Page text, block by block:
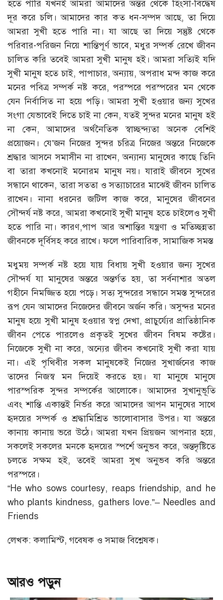
হতে পারি যখনই আমরা আমাদের অন্তর থেকে হিংসা-বিদ্ধেষ
দূর করে চলি। আমাদের কার কত ধন-সম্পদ আছে, তা দিয়ে
আমরা সুখী হতে পারি না। যা আছে তা দিয়ে সন্তুষ্ট থেকে
পরিবার-পরিজন নিয়ে শান্তিপূর্ণ ভাবে, মধুর সম্পর্ক রেখে জীবন
চালিত করি তবেই আমরা সুখী মানুষ হই। আমরা সত্যিই যদি
সুখী মানুষ হতে চাই, পাপাচার, অন্যায়, অপরাধ মন্দ কাজ করে
মনের পবিত্র সম্পর্ক নষ্ট করে, পরস্পরে পরস্পরের মন থেকে
যেন নির্বাসিত না হয়ে পড়ি। আমরা সুখী হওয়ার জন্য সুখের
সংগা যেভাবেই দিতে চাই না কেন, যতই সুন্দর মনের মানুষ হই
না কেন, আমাদের অর্থনৈতিক স্বাচ্ছন্দ্যতা অনেক বেশিই
প্রয়োজন। যে’জন নিজের সুন্দর চরিত্র নিজের অন্তরে নিজেকে
শ্রদ্ধার আসনে সমাসীন না রাখেন, অন্যান্য মানুষের কাছে তিনি
বা তারা কখনোই মনোরম মানুষ নয়। যারাই জীবনে সুখের
সন্ধানে থাকেন, তারা সততা ও সত্যাচারের মাঝেই জীবন চালিত
রাখেন। নানা ধরনের জটিল কাজ করে, মানুষের জীবনের
সৌন্দর্য নষ্ট করে, আমরা কখনোই সুখী মানুষ হতে চাইলেও সুখী
হতে পারি না। কারণ,পাপ আর অশান্তির যন্ত্রণা ও মতিচ্ছন্নতা
জীবনকে দূর্বিসহ করে রাখে। ফলে পারিবারিক, সামাজিক সমস্ত
মধুময় সম্পর্ক নষ্ট হয়ে যায় বিধায় সুখী হওয়ার জন্য সুখের
সৌন্দর্য যা মানুষের অন্তরে অন্তর্গত হয়, তা সর্বনাশার অতল
গহীনে নিমজ্জিত হয়ে পড়ে। সত্য সুন্দরের সন্ধানে সমস্ত সুন্দরের
রূপ যেন আমাদের নিজেদের জীবনে অর্জন করি। অসুন্দর মনের
মানুষ হয়ে সুখী মানুষ হওয়ার স্বপ্ন দেখা, প্রাচুর্য্যের প্রাতিষ্ঠানিক
জীবন পেতে পারলেও প্রকৃতই সুখের জীবন বিষম কষ্টের।
নিজেকে সুখী না করে, অন্যের জীবন কখনোই সুখী করা যায়
না। এই পৃথিবীর সকল মানুষকেই নিজের সুখার্জনের কাজ
তাদের নিজস্ব মন দিয়েই করতে হয়। যা মানুষে মানুষে
পারস্পরিক সুন্দর সম্পর্কের আলোকে। আমাদের সুখানুভূতি
এবং শান্তি একান্তই নির্ভর করে আমাদের আপন মানুষের সাথে
হৃদয়ের সম্পর্ক ও শ্রদ্ধামিশ্রিত ভালোবাসার উপর। যা অন্তরে
কানায় কানায় ভরে উঠে। আমরা যখন প্রিয়জন আপনার হয়ে,
সকলেই সকলের মনকে হৃদয়ের স্পর্শে অনুভব করে, অন্তদৃষ্টিতে
চলতে সক্ষম হই, তবেই আমরা সুখ অনুভব করি অন্তরে
পরস্পরে।
“He who sows courtesy, reaps friendship, and he
who plants kindness, gathers love.”– Needles and
Friends
লেখক: কলামিস্ট, গবেষক ও সমাজ বিশ্লেষক।
আরও পড়ুন